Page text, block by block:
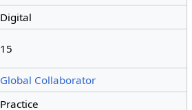
Digital
15
Global Collaborator
Practice